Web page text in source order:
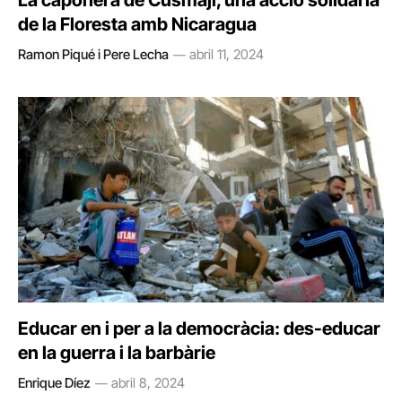
de la Floresta amb Nicaragua
Ramon Piqué i Pere Lecha abril 11, 2024
Educar en i per a la democràcia: des-educar
en la guerra i la barbàrie
Enrique Díez abril 8, 2024